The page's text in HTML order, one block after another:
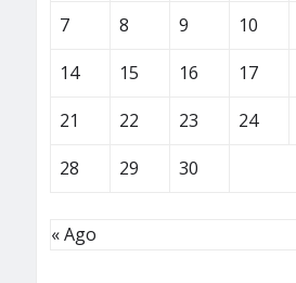
7
8 9 10
14
15 16 17
21
22 23 24
28
29 30
« Ago